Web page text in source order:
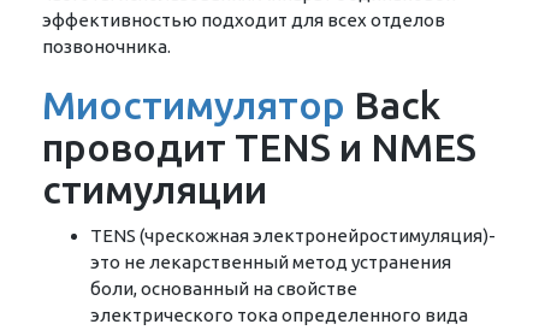
эффективностью подходит для всех отделов
позвоночника.
Миостимулятор Back
проводит TENS и NMES
стимуляции
TENS (чрескожная электронейростимуляция)-
это не лекарственный метод устранения
боли, основанный на свойстве
электрического тока определенного вида